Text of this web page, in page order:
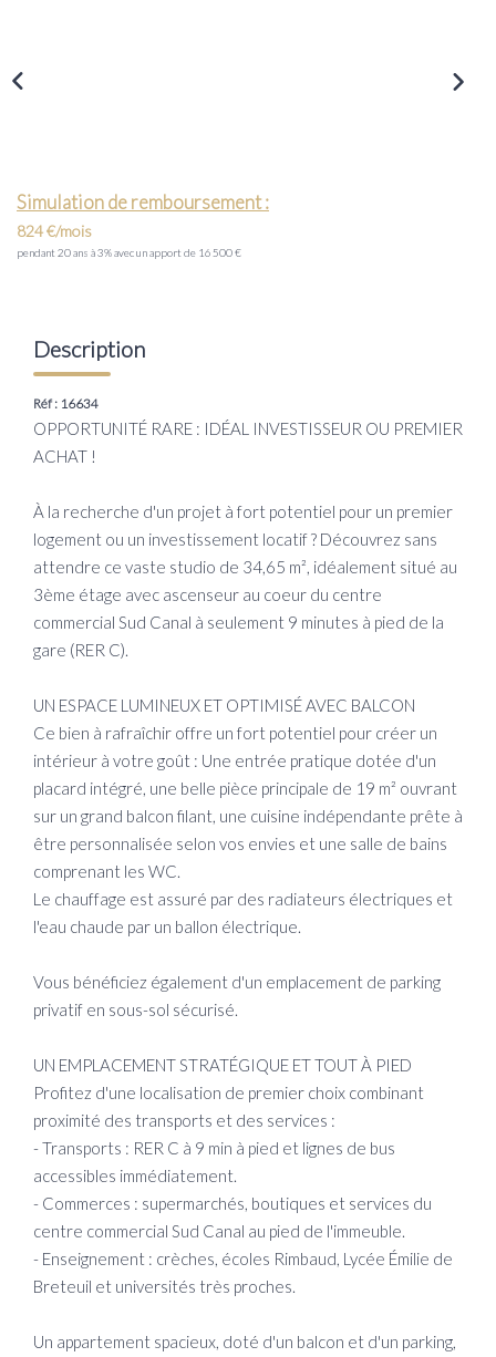
Nous Rejoindre
Nos Actualités
PARRAINAGE
Simulation de remboursement :
824 €/mois
pendant 20 ans à 3% avec un apport de 16 500 €
Description
Réf : 16634
OPPORTUNITÉ RARE : IDÉAL INVESTISSEUR OU PREMIER
ACHAT !
À la recherche d'un projet à fort potentiel pour un premier
logement ou un investissement locatif ? Découvrez sans
attendre ce vaste studio de 34,65 m², idéalement situé au
3ème étage avec ascenseur au coeur du centre
commercial Sud Canal à seulement 9 minutes à pied de la
gare (RER C).
UN ESPACE LUMINEUX ET OPTIMISÉ AVEC BALCON
Ce bien à rafraîchir offre un fort potentiel pour créer un
intérieur à votre goût : Une entrée pratique dotée d'un
placard intégré, une belle pièce principale de 19 m² ouvrant
sur un grand balcon filant, une cuisine indépendante prête à
être personnalisée selon vos envies et une salle de bains
comprenant les WC.
Le chauffage est assuré par des radiateurs électriques et
l'eau chaude par un ballon électrique.
Vous bénéficiez également d'un emplacement de parking
privatif en sous-sol sécurisé.
UN EMPLACEMENT STRATÉGIQUE ET TOUT À PIED
Profitez d'une localisation de premier choix combinant
proximité des transports et des services :
- Transports : RER C à 9 min à pied et lignes de bus
accessibles immédiatement.
- Commerces : supermarchés, boutiques et services du
centre commercial Sud Canal au pied de l'immeuble.
- Enseignement : crèches, écoles Rimbaud, Lycée Émilie de
Breteuil et universités très proches.
Un appartement spacieux, doté d'un balcon et d'un parking,